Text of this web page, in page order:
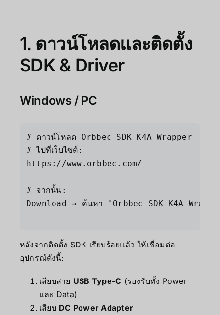
1. ดาวน์โหลดและติดตั้ง
SDK & Driver
Windows / PC
# ดาวน์โหลด Orbbec SDK K4A Wrapper
# ไปที่เว็บไซต์:
https://www.orbbec.com/
# จากนั้น:
Download → ค้นหา "Orbbec SDK K4A
หลังจากติดตั้ง SDK เรียบร้อยแล้ว ให้เชื่อมต่อ
อุปกรณ์ดังนี้:
เสียบสาย USB Type-C (รองรับทั้ง Power
และ Data)
เสียบ DC Power Adapter